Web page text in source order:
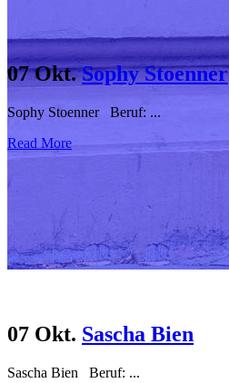
07 Okt. Sophy Stoenner
Sophy Stoenner Beruf: ...
Read More
07 Okt. Sascha Bien
Sascha Bien Beruf: ...